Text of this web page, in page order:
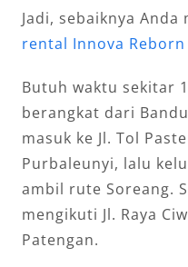
Jadi, sebaiknya
rental Innova
Butuh waktu sekitar
berangkat dari
masuk ke Jl. Tol
Purbaleunyi, lalu
ambil rute Soreang.
mengikuti Jl. Raya
Patengan.